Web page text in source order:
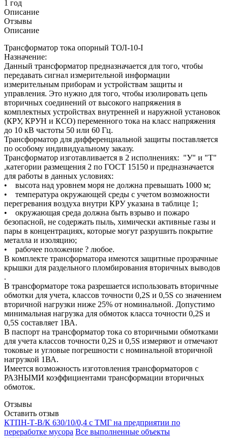
1 год
Описание
Отзывы
Описание
Трансформатор тока опорный ТОЛ-10-I
Назначение:
Данный трансформатор предназначается для того, чтобы
передавать сигнал измерительной информации
измерительным приборам и устройствам защиты и
управления. Это нужно для того, чтобы изолировать цепь
вторичных соединений от высокого напряжения в
комплектных устройствах внутренней и наружной установок
(КРУ, КРУН и КСО) переменного тока на класс напряжения
до 10 кВ частоты 50 или 60 Гц.
Трансформатор для дифференциальной защиты поставляется
по особому индивидуальному заказу.
Трансформатор изготавливается в 2 исполнениях: "У" и "Т"
,категории размещения 2 по ГОСТ 15150 и предназначается
для работы в данных условиях:
• высота над уровнем моря не должна превышать 1000 м;
• температура окружающей среды с учетом возможности
перегревания воздуха внутри КРУ указана в таблице 1;
• окружающая среда должна быть взрыво и пожаро
безопасной, не содержать пыль, химически активные газы и
пары в концентрациях, которые могут разрушить покрытие
металла и изоляцию;
• рабочее положение ? любое.
В комплекте трансформатора имеются защитные прозрачные
крышки для раздельного пломбирования вторичных выводов
.
В трансформаторе тока разрешается использовать вторичные
обмотки для учета, классов точности 0,2S и 0,5S со значением
вторичной нагрузки ниже 25% от номинальной. Допустимо
минимальная нагрузка для обмоток класса точности 0,2S и
0,5S составляет 1ВА.
В паспорт на трансформатор тока со вторичными обмотками
для учета классов точности 0,2S и 0,5S измеряют и отмечают
токовые и угловые погрешности с номинальной вторичной
нагрузкой 1ВА.
Имеется возможность изготовления трансформаторов с
РАЗНЫМИ коэффициентами трансформации вторичных
обмоток.
Отзывы
Оставить отзыв
КТПН-Т-В/К 630/10/0,4 с ТМГ на предприятии по
переработке мусора Все выполненные объекты